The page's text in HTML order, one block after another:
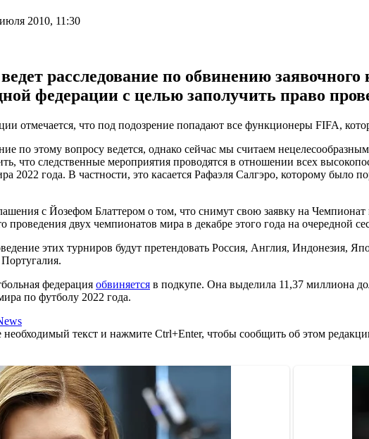
2010, 11:30
расследование по обвинению
федерации с целью заполучить право
отмечается, что под подозрение попадают все функционеры FIFA,
по этому вопросу ведется, однако сейчас мы считаем
что следственные мероприятия проводятся в отношении всех
2022 года. В частности, это касается Рафаэля Салгэро, которому было
с Йозефом Блаттером о том, что снимут свою заявку на
двух чемпионатов мира в декабре этого года на очередной
этих турниров будут претендовать Россия, Англия, Индонезия,
федерация обвиняется в подкупе. Она выделила 11,37 миллиона
по футболу 2022 года.
текст и нажмите Ctrl+Enter, чтобы сообщить об этом